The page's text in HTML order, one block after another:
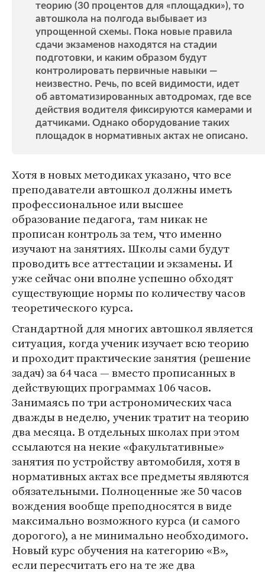
теорию (30 процентов для «площадки»), то
автошкола на полгода выбывает из
упрощенной схемы. Пока новые правила
сдачи экзаменов находятся на стадии
подготовки, и каким образом будут
контролировать первичные навыки —
неизвестно. Речь, по всей видимости, идет
об автоматизированных автодромах, где все
действия водителя фиксируются камерами и
датчиками. Однако оборудование таких
площадок в нормативных актах не описано.
Хотя в новых методиках указано, что все
преподаватели автошкол должны иметь
профессиональное или высшее
образование педагога, там никак не
прописан контроль за тем, что именно
изучают на занятиях. Школы сами будут
проводить все аттестации и экзамены. И
уже сейчас они вполне успешно обходят
существующие нормы по количеству часов
теоретического курса.
Стандартной для многих автошкол является
ситуация, когда ученик изучает всю теорию
и проходит практические занятия (решение
задач) за 64 часа — вместо прописанных в
действующих программах 106 часов.
Занимаясь по три астрономических часа
дважды в неделю, ученик тратит на теорию
два месяца. В отдельных школах при этом
ссылаются на некие «факультативные»
занятия по устройству автомобиля, хотя в
нормативных актах все предметы являются
обязательными. Полноценные же 50 часов
вождения вообще преподносятся в виде
максимально возможного курса (и самого
дорогого), а не минимально необходимого.
Новый курс обучения на категорию «B»,
если пересчитать его на те же два